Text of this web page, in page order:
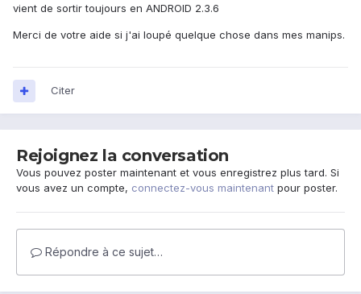
vient de sortir toujours en ANDROID 2.3.6
Merci de votre aide si j'ai loupé quelque chose dans mes manips.
Citer
Rejoignez la conversation
Vous pouvez poster maintenant et vous enregistrez plus tard. Si
vous avez un compte, connectez-vous maintenant pour poster.
Répondre à ce sujet…